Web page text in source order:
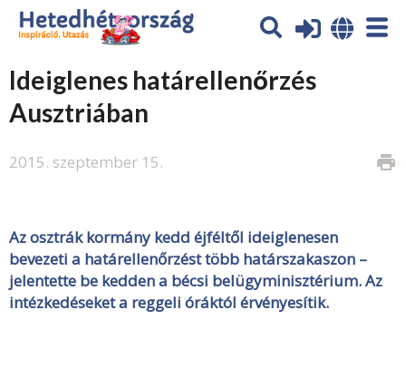
Ideiglenes határellenőrzés
Ausztriában
2015. szeptember 15. print
Az osztrák kormány kedd éjféltől ideiglenesen
bevezeti a határellenőrzést több határszakaszon –
jelentette be kedden a bécsi belügyminisztérium. Az
intézkedéseket a reggeli óráktól érvényesítik.